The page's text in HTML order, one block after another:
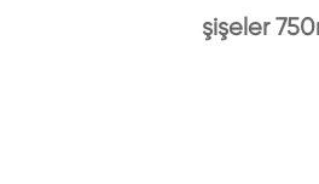
şişeler